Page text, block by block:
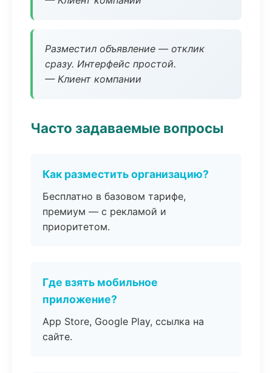
Разместил объявление — отклик
сразу. Интерфейс простой.
— Клиент компании
Часто задаваемые вопросы
Как разместить организацию?
Бесплатно в базовом тарифе,
премиум — с рекламой и
приоритетом.
Где взять мобильное
приложение?
App Store, Google Play, ссылка на
сайте.